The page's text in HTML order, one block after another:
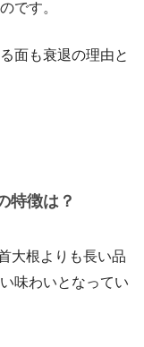
です。
面も衰退の理由と
特徴は？
大根よりも長い品
味わいとなってい